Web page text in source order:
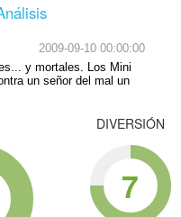
2009-09-10 00:00:00
y mortales. Los Mini
un señor del mal un
DIVERSIÓN
7